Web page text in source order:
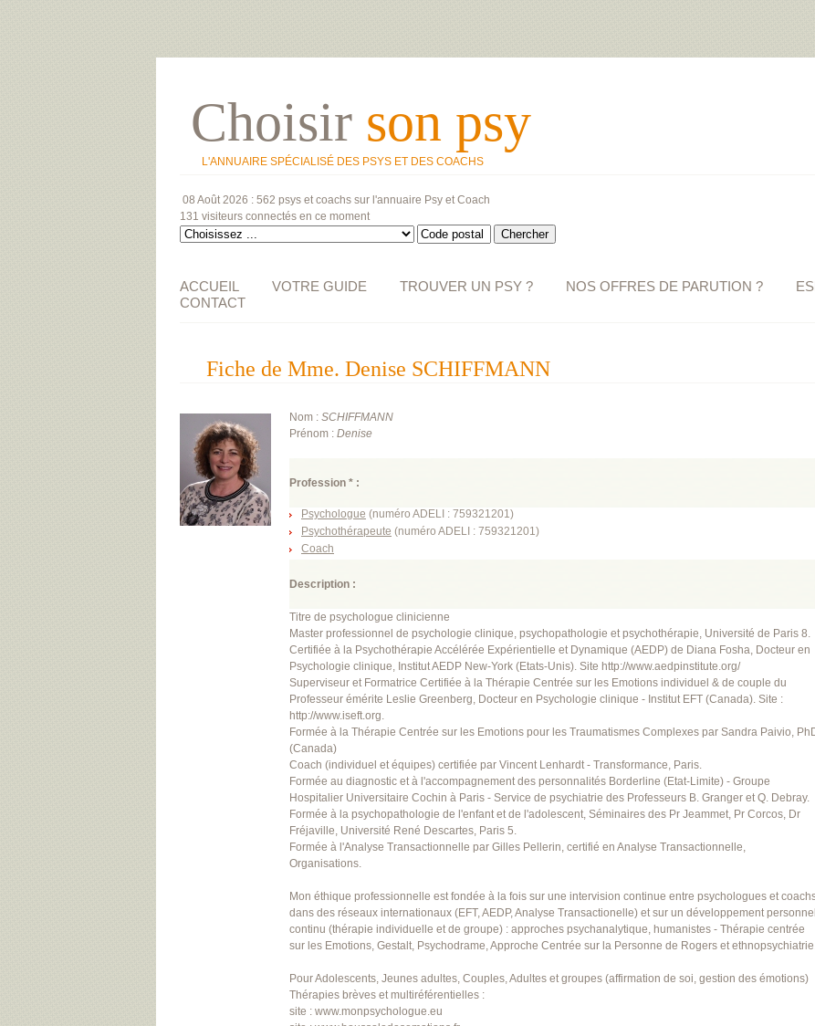
Choisir son psy
L'ANNUAIRE SPÉCIALISÉ DES PSYS ET DES COACHS
08 Août 2026 : 562 psys et coachs sur l'annuaire Psy et Coach
131 visiteurs connectés en ce moment
ACCUEIL VOTRE GUIDE TROUVER UN PSY ? NOS OFFRES DE PARUTION ?
CONTACT
Fiche de Mme. Denise SCHIFFMANN
Nom : SCHIFFMANN
Prénom : Denise
Profession * :
Psychologue (numéro ADELI : 759321201)
Psychothérapeute (numéro ADELI : 759321201)
Coach
Description :
Titre de psychologue clinicienne
Master professionnel de psychologie clinique, psychopathologie et psychothérapie, Université de Paris 8.
Certifiée à la Psychothérapie Accélérée Expérientielle et Dynamique (AEDP) de Diana Fosha, Docteur en
Psychologie clinique, Institut AEDP New-York (Etats-Unis). Site http://www.aedpinstitute.org/
Superviseur et Formatrice Certifiée à la Thérapie Centrée sur les Emotions individuel & de couple du
Professeur émérite Leslie Greenberg, Docteur en Psychologie clinique - Institut EFT (Canada). Site :
http://www.iseft.org.
Formée à la Thérapie Centrée sur les Emotions pour les Traumatismes Complexes par Sandra Paivio,
(Canada)
Coach (individuel et équipes) certifiée par Vincent Lenhardt - Transformance, Paris.
Formée au diagnostic et à l'accompagnement des personnalités Borderline (Etat-Limite) - Groupe
Hospitalier Universitaire Cochin à Paris - Service de psychiatrie des Professeurs B. Granger et Q. Debray.
Formée à la psychopathologie de l'enfant et de l'adolescent, Séminaires des Pr Jeammet, Pr Corcos, Dr
Fréjaville, Université René Descartes, Paris 5.
Formée à l'Analyse Transactionnelle par Gilles Pellerin, certifié en Analyse Transactionnelle,
Organisations.
Mon éthique professionnelle est fondée à la fois sur une intervision continue entre psychologues et
dans des réseaux internationaux (EFT, AEDP, Analyse Transactionelle) et sur un développement personnel
continu (thérapie individuelle et de groupe) : approches psychanalytique, humanistes - Thérapie centrée
sur les Emotions, Gestalt, Psychodrame, Approche Centrée sur la Personne de Rogers et
Pour Adolescents, Jeunes adultes, Couples, Adultes et groupes (affirmation de soi, gestion des émotions)
Thérapies brèves et multiréférentielles :
site : www.monpsychologue.eu